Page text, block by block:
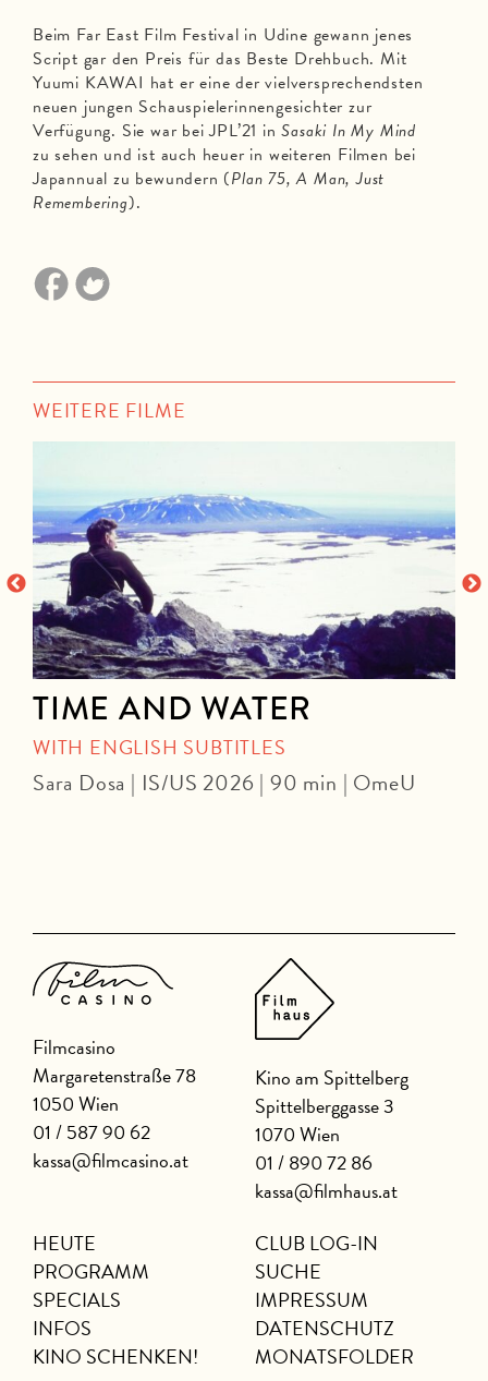
Beim Far East Film Festival in Udine gewann jenes
Script gar den Preis für das Beste Drehbuch. Mit
Yuumi KAWAI hat er eine der vielversprechendsten
neuen jungen Schauspielerinnengesichter zur
Verfügung. Sie war bei JPL’21 inSasaki In My Mind
zu sehen und ist auch heuer in weiteren Filmen bei
Japannual zu bewundern (Plan 75, A Man, Just
Remembering).
WEITERE FILME
TIME AND WATER
WITH ENGLISH SUBTITLES
Sara Dosa | IS/US 2026 | 90 min | OmeU
Filmcasino
Margaretenstraße 78
1050 Wien
01 / 587 90 62
kassa@filmcasino.at
Kino am Spittelberg
Spittelberggasse 3
1070 Wien
01 / 890 72 86
kassa@filmhaus.at
HEUTE
PROGRAMM
SPECIALS
INFOS
KINO SCHENKEN!
CLUB LOG-IN
SUCHE
IMPRESSUM
DATENSCHUTZ
MONATSFOLDER